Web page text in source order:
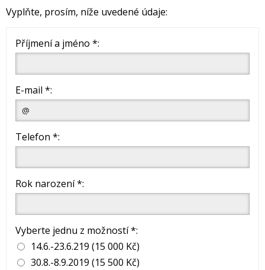
Vyplňte, prosím, níže uvedené údaje:
Příjmení a jméno *:
E-mail *:
Telefon *:
Rok narození *:
Vyberte jednu z možností *:
14.6.-23.6.219 (15 000 Kč)
30.8.-8.9.2019 (15 500 Kč)